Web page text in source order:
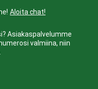
Aloita chat!
Asiakaspalvelumme
valmiina, niin